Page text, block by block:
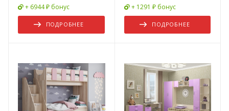
+ 6944 ₽ бонус
ПОДРОБНЕЕ
+ 1291 ₽ бонус
ПОДРОБНЕЕ